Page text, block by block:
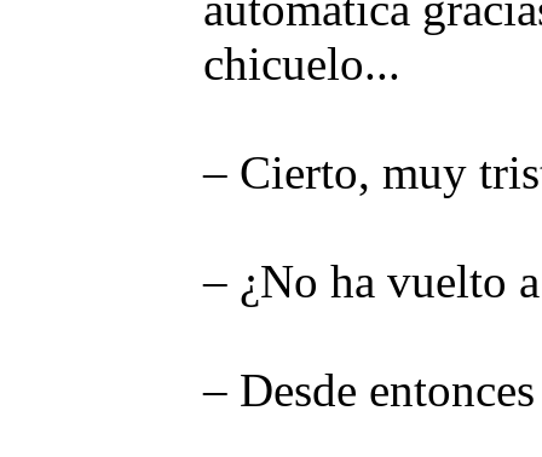
chicuelo...
– Cierto, muy
– ¿No ha vuelto
– Desde